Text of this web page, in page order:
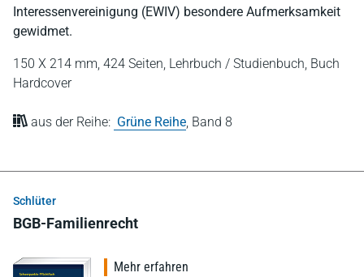
Interessenvereinigung (EWIV) besondere Aufmerksamkeit
gewidmet.
150 X 214 mm, 424 Seiten, Lehrbuch / Studienbuch, Buch
Hardcover
aus der Reihe: Grüne Reihe, Band 8
Schlüter
BGB-Familienrecht
Mehr erfahren